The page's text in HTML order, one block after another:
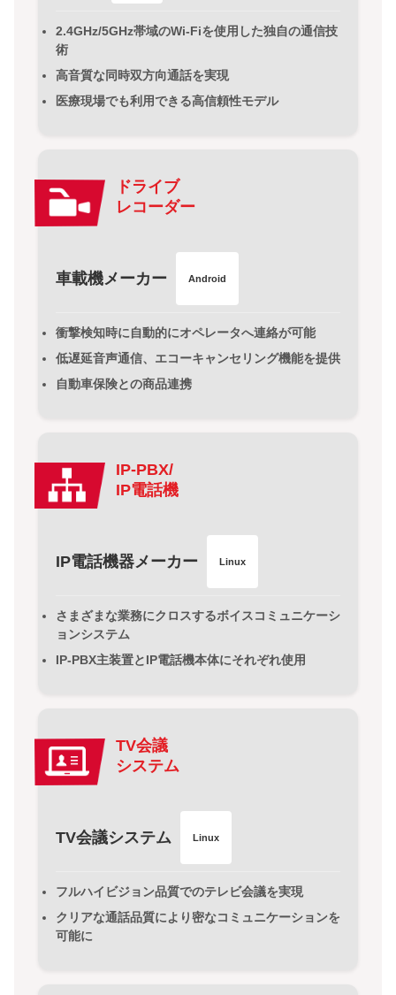
2.4GHz/5GHz帯域のWi-Fiを使用した独自の通信技
術
高音質な同時双方向通話を実現
医療現場でも利用できる高信頼性モデル
ドライブ
レコーダー
車載機メーカー Android
衝撃検知時に自動的にオペレータへ連絡が可能
低遅延音声通信、エコーキャンセリング機能を提供
自動車保険との商品連携
IP-PBX/
IP電話機
IP電話機器メーカー Linux
さまざまな業務にクロスするボイスコミュニケーシ
ョンシステム
IP-PBX主装置とIP電話機本体にそれぞれ使用
TV会議
システム
TV会議システム Linux
フルハイビジョン品質でのテレビ会議を実現
クリアな通話品質により密なコミュニケーションを
可能に